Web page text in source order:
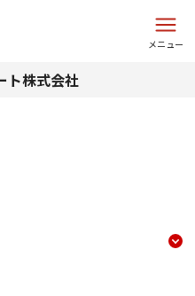
メニュー
ト株式会社